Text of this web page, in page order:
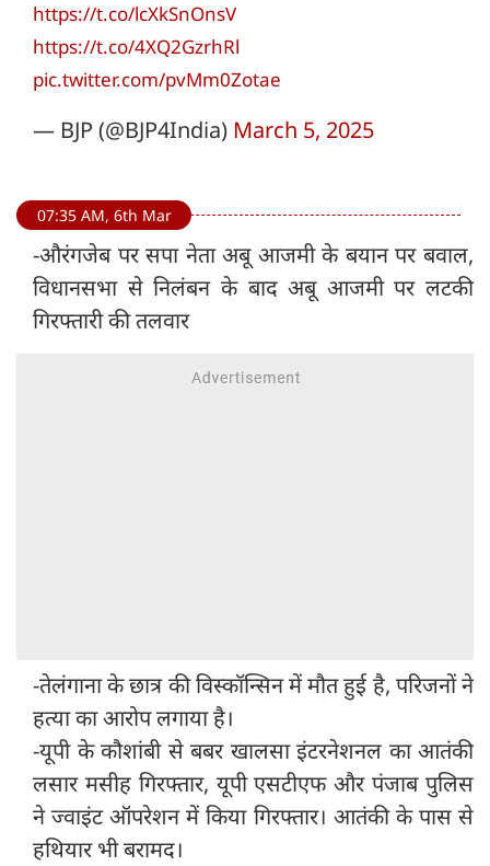
https://t.co/lcXkSnOnsV
https://t.co/4XQ2GzrhRl
pic.twitter.com/pvMm0Zotae
— BJP (@BJP4India) March 5, 2025
07:35 AM, 6th Mar
-औरंगजेब पर सपा नेता अबू आजमी के बयान पर बवाल,
विधानसभा से निलंबन के बाद अबू आजमी पर लटकी
गिरफ्तारी की तलवार
-तेलंगाना के छात्र की विस्कॉन्सिन में मौत हुई है, परिजनों ने
हत्या का आरोप लगाया है।
-यूपी के कौशांबी से बबर खालसा इंटरनेशनल का आतंकी
लसार मसीह गिरफ्तार, यूपी एसटीएफ और पंजाब पुलिस
ने ज्वाइंट ऑपरेशन में किया गिरफ्तार। आतंकी के पास से
हथियार भी बरामद।